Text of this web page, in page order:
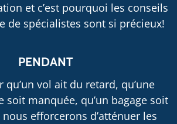
et c’est pourquoi les conseils
de spécialistes sont si précieux!
PENDANT
qu’un vol ait du retard, qu’une
soit manquée, qu’un bagage soit
efforcerons d’atténuer les